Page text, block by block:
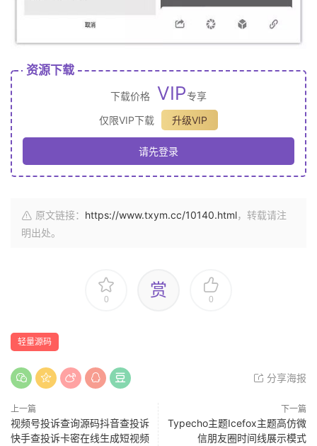
资源下载
下载价格 VIP专享
仅限VIP下载
升级VIP
请先登录
原文链接： https://www.txym.cc/10140.html，转载请注
明出处。
0 赏 0
轻量源码
分享海报
上一篇
视频号投诉查询源码抖音查投诉
快手查投诉卡密在线生成短视频
下一篇
Typecho主题Icefox主题高仿微
信朋友圈时间线展示模式